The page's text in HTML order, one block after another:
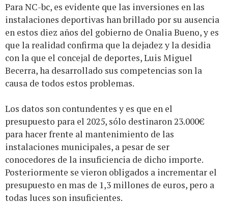
Para NC-bc, es evidente que las inversiones en las
instalaciones deportivas han brillado por su ausencia
en estos diez años del gobierno de Onalia Bueno, y es
que la realidad confirma que la dejadez y la desidia
con la que el concejal de deportes, Luis Miguel
Becerra, ha desarrollado sus competencias son la
causa de todos estos problemas.
Los datos son contundentes y es que en el
presupuesto para el 2025, sólo destinaron 23.000€
para hacer frente al mantenimiento de las
instalaciones municipales, a pesar de ser
conocedores de la insuficiencia de dicho importe.
Posteriormente se vieron obligados a incrementar el
presupuesto en mas de 1,3 millones de euros, pero a
todas luces son insuficientes.